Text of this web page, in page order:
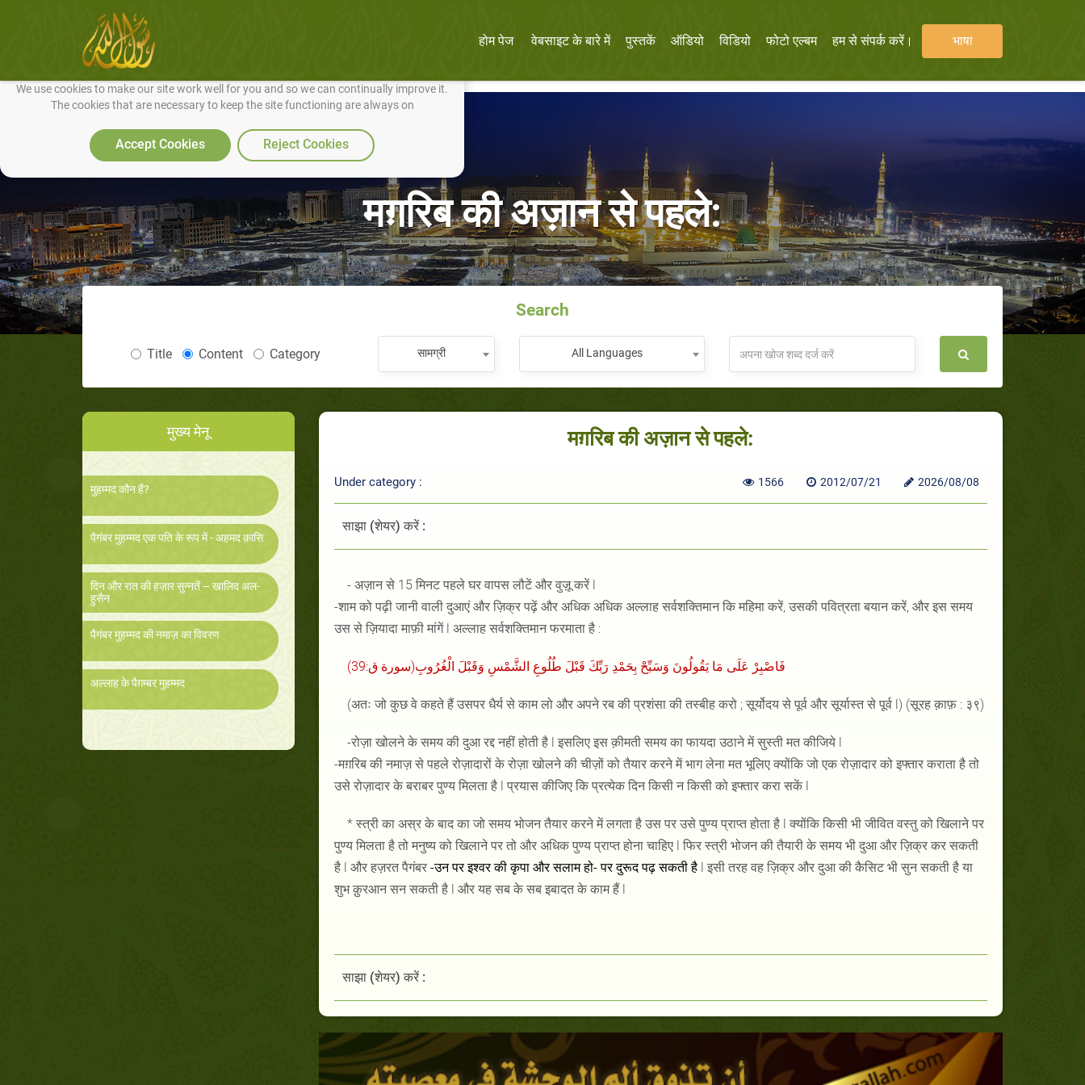
We use cookies to make our site work well for you and so we can continually improve it.
The cookies that are necessary to keep the site functioning are always on
Accept Cookies Reject Cookies
होम पेज वेबसाइट के बारे में पुस्तकें ऑडियो विडियो फोटो एल्बम हम से संपर्क करें। भाषा
मग़रिब की अज़ान से पहले:
Search
Title Content Category सामग्री All Languages
मुख्य मेनू
मुहम्मद कौन हैं?
पैगंबर मुहम्मद एक पति के रूप में - अहमद क़ासि
दिन और रात की हज़ार सुन्नतें – खालिद अल-
हुसैन
पैगंबर मुहम्मद की नमाज़ का विवरण
अल्लाह के पैग़म्बर मुहम्मद
मग़रिब की अज़ान से पहले:
Under category : 1566 2012/07/21 2026/08/08
साझा (शेयर) करें :
- अज़ान से 15 मिनट पहले घर वापस लौटें और वुज़ू करें l
-शाम को पढ़ी जानी वाली दुआएं और ज़िक्र पढ़ें और अधिक अधिक अल्लाह सर्वशक्तिमान कि महिमा करें, उसकी पवित्रता बयान करें, और इस समय
उस से ज़ियादा माफ़ी मांगें l अल्लाह सर्वशक्तिमान फरमाता है :
فَاصْبِرْ عَلَى مَا يَقُولُونَ وَسَبِّحْ بِحَمْدِ رَبِّكَ قَبْلَ طُلُوعِ الشَّمْسِ وَقَبْلَ الْغُرُوبِ(سورة ق:39)
(अतः जो कुछ वे कहते हैं उसपर धैर्य से काम लो और अपने रब की प्रशंसा की तस्बीह करो ; सूर्योदय से पूर्व और सूर्यास्त से पूर्व l) (सूरह क़ाफ़ : ३९)
-रोज़ा खोलने के समय की दुआ रद्द नहीं होती है l इसलिए इस क़ीमती समय का फायदा उठाने में सुस्ती मत कीजिये l
-मग़रिब की नमाज़ से पहले रोज़ादारों के रोज़ा खोलने की चीज़ों को तैयार करने में भाग लेना मत भूलिए क्योंकि जो एक रोज़ादार को इफ्तार कराता है तो
उसे रोज़ादार के बराबर पुण्य मिलता है l प्रयास कीजिए कि प्रत्येक दिन किसी न किसी को इफ्तार करा सकें l
* स्त्री का अस्र के बाद का जो समय भोजन तैयार करने में लगता है उस पर उसे पुण्य प्राप्त होता है l क्योंकि किसी भी जीवित वस्तु को खिलाने पर
पुण्य मिलता है तो मनुष्य को खिलाने पर तो और अधिक पुण्य प्राप्त होना चाहिए l फिर स्त्री भोजन की तैयारी के समय भी दुआ और ज़िक्र कर सकती
है l और हज़रत पैगंबर -उन पर इश्वर कीकृपाऔर सलाम हो-पर दुरूद पढ़ सकती है l इसी तरह वह ज़िक्र और दुआ की कैसिट भी सुन सकती है या
शुभक़ुरआन सन सकती है l और यह सब के सब इबादत के काम हैं l
साझा (शेयर) करें :